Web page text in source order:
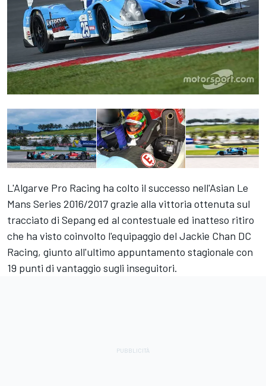
L'Algarve Pro Racing ha colto il successo nell'Asian Le
Mans Series 2016/2017 grazie alla vittoria ottenuta sul
tracciato di Sepang ed al contestuale ed inatteso ritiro
che ha visto coinvolto l'equipaggio del Jackie Chan DC
Racing, giunto all'ultimo appuntamento stagionale con
19 punti di vantaggio sugli inseguitori.